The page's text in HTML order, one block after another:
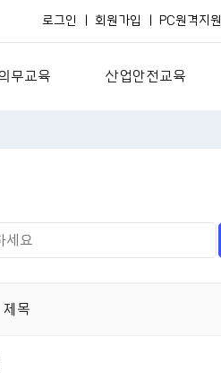
로그인 회원가입 PC원격지원
무교육 산업안전교육
관리
·예방교육
산업안전(건설)
산업안전(유통)
제목